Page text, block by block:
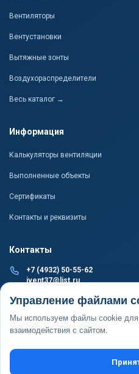
Вентиляторы
Вентустановки
Вытяжные зонты
Воздухораспределители
Весь каталог →
Информация
Калькуляторы вентиляции
Выполненные объекты
Сертификаты
Контакты и реквизиты
Контакты
+7 (4932) 50-55-62
ivent37@list.ru
ПРОИЗВОДСТВО И СКЛАД
г. Иваново, пер. 1-й
ОФИС
г. Иваново, ул.
Управление файлами
Мы используем файлы cookie для
взаимодействия с сайтом.